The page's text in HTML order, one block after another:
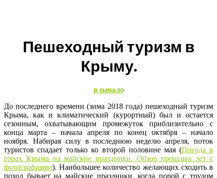
Пешеходный туризм в
Крыму.
в начало
До последнего времени (зима 2018 года) пешеходный туризм
Крыма, как и климатический (курортный) был и остается
сезонным, охватывающим промежуток приблизительно с
конца марта – начала апреля по конец октября – начало
ноября. Набирая силу в последнюю неделю апреля, поток
туристов спадает только ко второй половине мая (Погода в
горах Крыма на майские праздники. Обзор прошлых лет с
фотографиями). Наибольшее количество желающих сходить в
поход бывает на майские праздники, когда порой с трудом